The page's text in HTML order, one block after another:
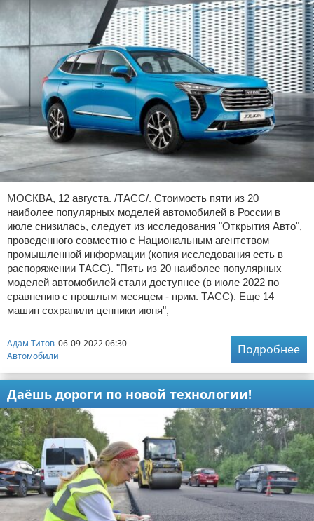
МОСКВА, 12 августа. /ТАСС/. Стоимость пяти из 20
наиболее популярных моделей автомобилей в России в
июле снизилась, следует из исследования "Открытия Авто",
проведенного совместно с Национальным агентством
промышленной информации (копия исследования есть в
распоряжении ТАСС). "Пять из 20 наиболее популярных
моделей автомобилей стали доступнее (в июле 2022 по
сравнению с прошлым месяцем - прим. ТАСС). Еще 14
машин сохранили ценники июня",
Адам Титов 06-09-2022 06:30
Автомобили
Подробнее
Даёшь дороги по новой технологии!